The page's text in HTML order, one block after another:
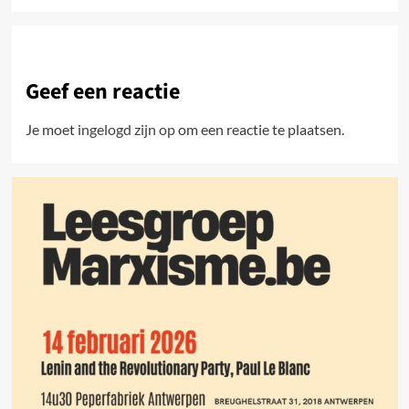
Geef een reactie
Je moet ingelogd zijn opom een reactie te plaatsen.